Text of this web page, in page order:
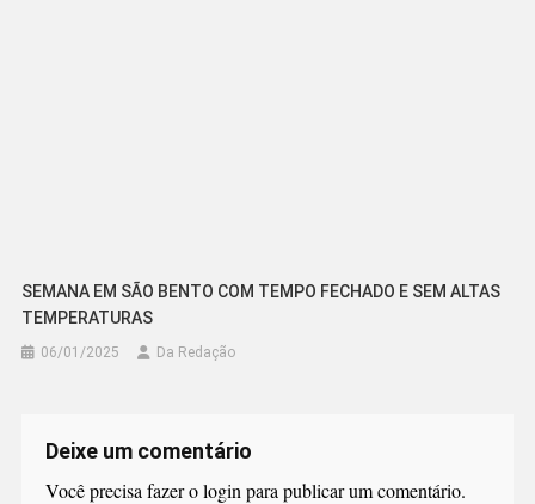
SEMANA EM SÃO BENTO COM TEMPO FECHADO E SEM ALTAS
TEMPERATURAS
06/01/2025 Da Redação
Deixe um comentário
Você precisa fazer ologin para publicar um comentário.